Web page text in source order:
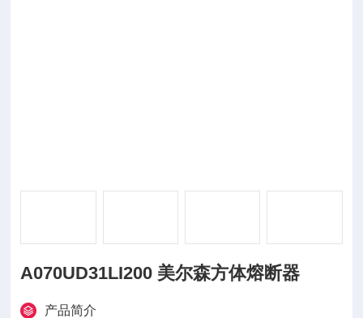
A070UD31LI200 美尔森方体熔断器
产品简介